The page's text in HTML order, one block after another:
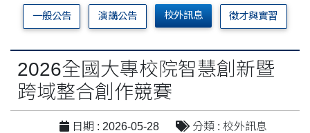
一般公告 演講公告 校外訊息 徵才與實習
2026全國大專校院智慧創新暨
跨域整合創作競賽
日期 : 2026-05-28
分類 : 校外訊息